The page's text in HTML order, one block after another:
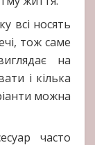
всі носять
тож саме
на
і кілька
можна
часто